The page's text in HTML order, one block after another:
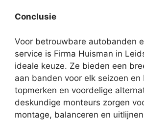
Conclusie
Voor betrouwbare autobanden
service is Firma Huisman in
ideale keuze. Ze bieden een
aan banden voor elk seizoen
topmerken en voordelige
deskundige monteurs zorgen
montage, balanceren en